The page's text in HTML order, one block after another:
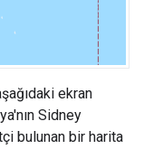
ekran
Sidney
bulunan bir harita